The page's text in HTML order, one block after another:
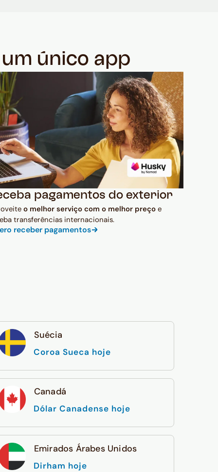
único app
pagamentos do exterior
o melhor serviço com o melhor preço e
transferências internacionais.
receber pagamentos
Suécia
Coroa Sueca hoje
Canadá
Dólar Canadense hoje
Emirados Árabes Unidos
Dirham hoje